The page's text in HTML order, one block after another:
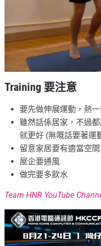
Training 要注意
要先做伸展運動，熱
雖然話係居家，不過
就更好 (無嘅話要著運
留意家居要有適當空
屋企要通風
做完要多飲水
Team HNR YouTube